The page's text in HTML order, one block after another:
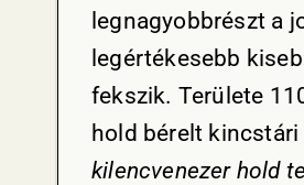
legnagyobbrészt a
legértékesebb
fekszik. Területe
hold bérelt kincstári
kilencvenezer hold